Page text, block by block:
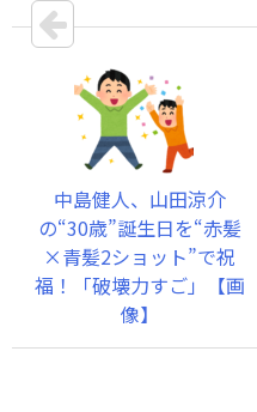
中島健人、山田涼介
の“30歳”誕生日を“赤髪
×青髪2ショット”で祝
福！「破壊力すご」【画
像】